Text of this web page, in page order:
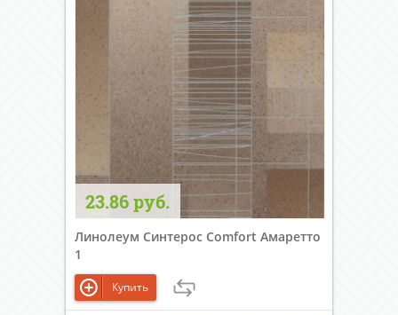
23.86 руб.
Линолеум Синтерос Comfort Амаретто
1
Купить